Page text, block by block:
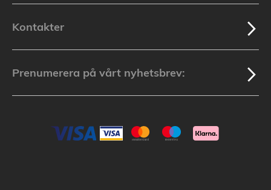
Kontakter
Prenumerera på vårt nyhetsbrev: